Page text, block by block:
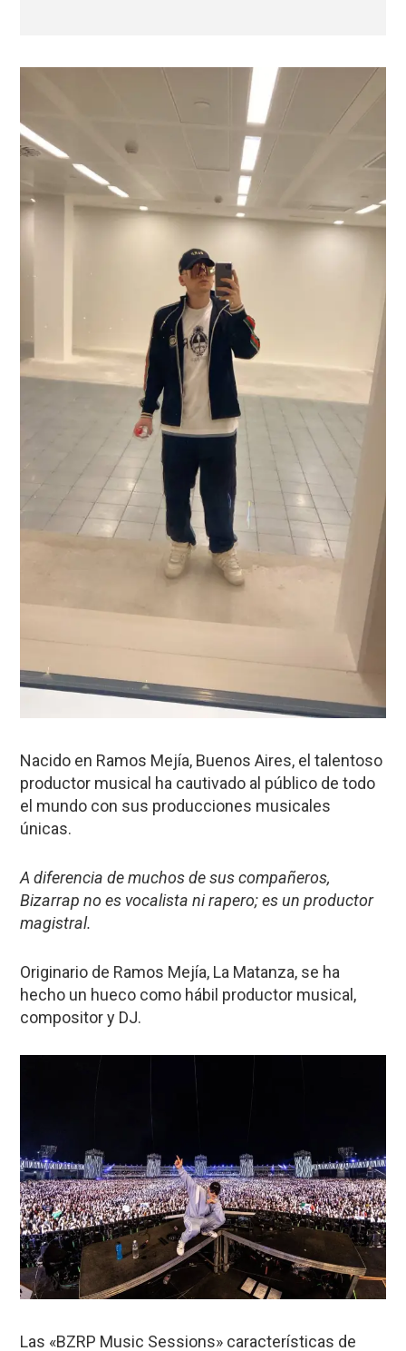
Nacido en Ramos Mejía, Buenos Aires, el talentoso
productor musical ha cautivado al público de todo
el mundo con sus producciones musicales
únicas.
A diferencia de muchos de sus compañeros,
Bizarrap no es vocalista ni rapero; es un productor
magistral.
Originario de Ramos Mejía, La Matanza, se ha
hecho un hueco como hábil productor musical,
compositor y DJ.
Las «BZRP Music Sessions» características de